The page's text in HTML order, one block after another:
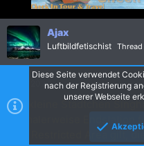
o
n
e
n
:
Ajax
Luftbildfetischist
2 Mai 2026
Das kleine Städtchen
normalerweise Endstation
eine Restricted Area gilt,
Diese Seite verwendet
nach der Registrierung
unserer Webseite